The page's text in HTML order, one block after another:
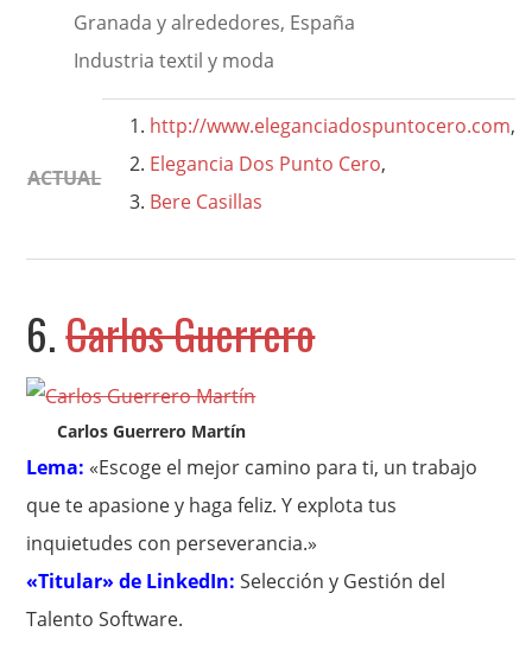
Granada y alrededores, España
Industria textil y moda
ACTUAL
http://www.eleganciadospuntocero.com,
Elegancia Dos Punto Cero,
Bere Casillas
6.Carlos Guerrero
Carlos Guerrero Martín
Lema: «Escoge el mejor camino para ti, un trabajo
que te apasione y haga feliz. Y explota tus
inquietudes con perseverancia.»
«Titular» de LinkedIn:Selección y Gestión del
Talento Software.